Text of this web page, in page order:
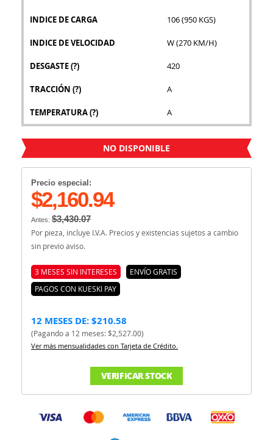
INDICE DE CARGA 106 (950 KGS)
INDICE DE VELOCIDAD W (270 KM/H)
DESGASTE(?) 420
TRACCIÓN (?) A
TEMPERATURA(?) A
NO DISPONIBLE
Precio especial:
$2,160.94
Antes: $3,430.07
Por pieza, incluye I.V.A. Precios y existencias sujetos a cambio
sin previo aviso.
3 MESES SIN INTERESES
ENVÍO GRATIS
PAGOS CON KUESKI PAY
12 MESES DE: $210.58
(Pagando a 12 meses: $2,527.00)
Ver más mensualidades con Tarjeta de Crédito.
VERIFICAR STOCK